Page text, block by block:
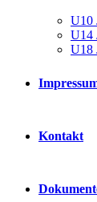
U10
U14
U18
Kontakt